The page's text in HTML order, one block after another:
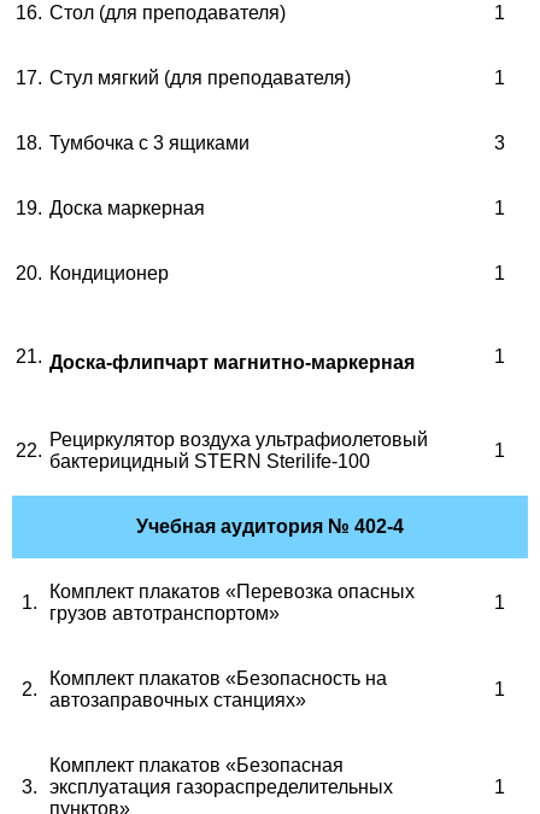
16. Стол (для преподавателя) 1
17. Стул мягкий (для преподавателя) 1
18. Тумбочка с 3 ящиками 3
19. Доска маркерная 1
20. Кондиционер 1
21. Доска-флипчарт магнитно-маркерная 1
22.
Рециркулятор воздуха ультрафиолетовый
бактерицидный STERN Sterilife-100
1
Учебная аудитория № 402-4
1.
Комплект плакатов «Перевозка опасных
грузов автотранспортом»
1
2.
Комплект плакатов «Безопасность на
автозаправочных станциях»
1
3.
Комплект плакатов «Безопасная
эксплуатация газораспределительных
пунктов»
1